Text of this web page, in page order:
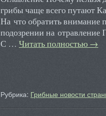
грибы чаще всего путают
На что обратить внимание
подозрении на отравление
С … Читать полностью →
Рубрика: Грибные новости